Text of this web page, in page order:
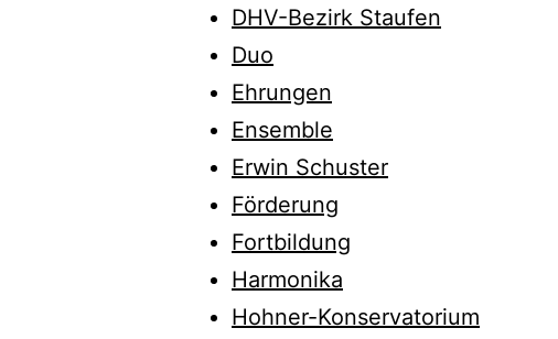
DHV-Bezirk Staufen
Duo
Ehrungen
Ensemble
Erwin Schuster
Förderung
Fortbildung
Harmonika
Hohner-Konservatorium